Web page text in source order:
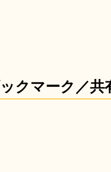
クマーク／共